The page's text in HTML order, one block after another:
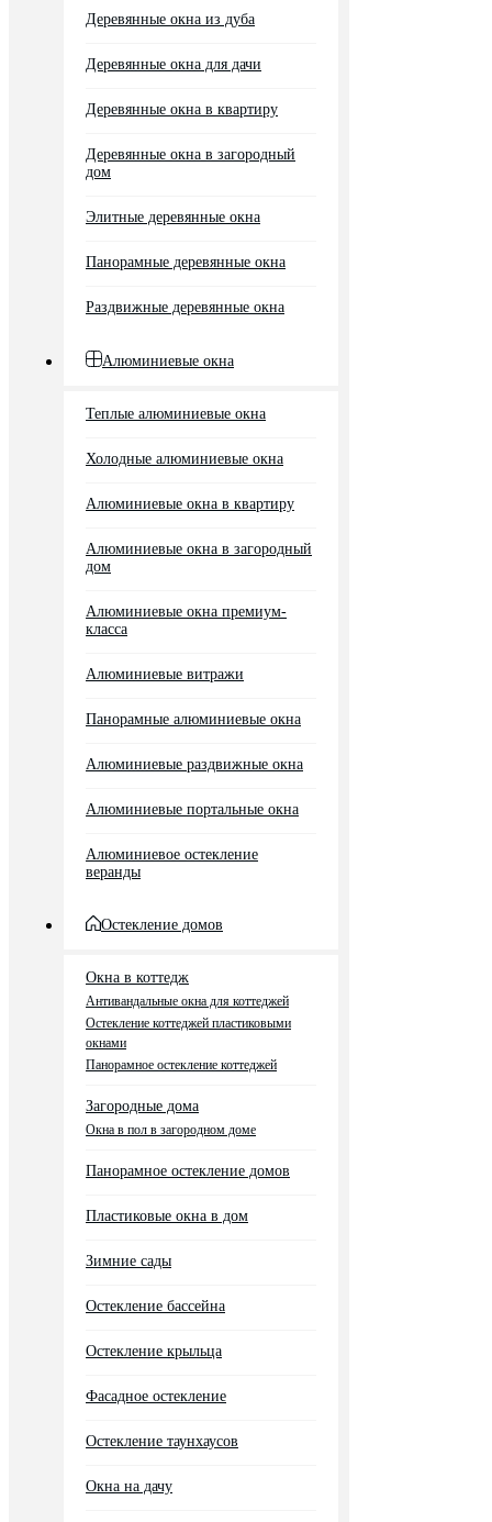
Деревянные окна из дуба
Деревянные окна для дачи
Деревянные окна в квартиру
Деревянные окна в загородный
дом
Элитные деревянные окна
Панорамные деревянные окна
Раздвижные деревянные окна
Алюминиевые окна
Теплые алюминиевые окна
Холодные алюминиевые окна
Алюминиевые окна в квартиру
Алюминиевые окна в загородный
дом
Алюминиевые окна премиум-
класса
Алюминиевые витражи
Панорамные алюминиевые окна
Алюминиевые раздвижные окна
Алюминиевые портальные окна
Алюминиевое остекление
веранды
Остекление домов
Окна в коттедж
Антивандальные окна для коттеджей
Остекление коттеджей пластиковыми
окнами
Панорамное остекление коттеджей
Загородные дома
Окна в пол в загородном доме
Панорамное остекление домов
Пластиковые окна в дом
Зимние сады
Остекление бассейна
Остекление крыльца
Фасадное остекление
Остекление таунхаусов
Окна на дачу